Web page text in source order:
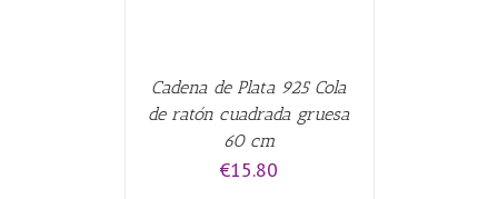
Cadena de Plata 925 Cola
de ratón cuadrada gruesa
60 cm
€15.80